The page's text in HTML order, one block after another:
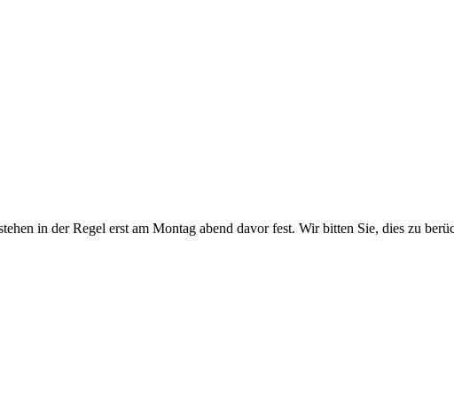
in der Regel erst am Montag abend davor fest. Wir bitten Sie, dies zu